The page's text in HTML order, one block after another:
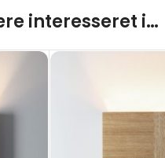
interesseret i…